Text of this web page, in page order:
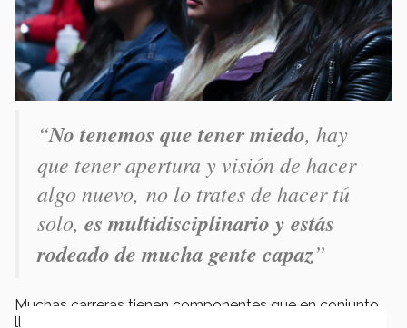
“No tenemos que tener miedo, hay
que tener apertura y visión de hacer
algo nuevo, no lo trates de hacer tú
solo, es multidisciplinario y estás
rodeado de mucha gente capaz”
Muchas carreras tienen componentes que en conjunto
llegan a la innovación, lo importante es que cada quien